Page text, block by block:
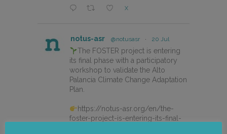
X
notus-asr @notusasr · 20 Jul
The FOSTER project is entering
its final phase with a participatory
workshop to validate the Alto
Palancia Climate Change Adaptation
Plan.
https://notus-asr.org/en/the-
foster-project-is-entering-its-final-